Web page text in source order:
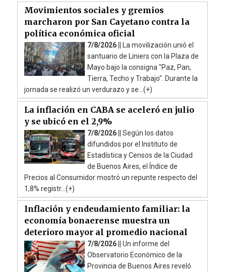
Movimientos sociales y gremios
marcharon por San Cayetano contra la
política económica oficial
7/8/2026 || La movilización unió el
santuario de Liniers con la Plaza de
Mayo bajo la consigna "Paz, Pan,
Tierra, Techo y Trabajo". Durante la
jornada se realizó un verdurazo y se...(+)
La inflación en CABA se aceleró en julio
y se ubicó en el 2,9%
7/8/2026 || Según los datos
difundidos por el Instituto de
Estadística y Censos de la Ciudad
de Buenos Aires, el Índice de
Precios al Consumidor mostró un repunte respecto del
1,8% registr...(+)
Inflación y endeudamiento familiar: la
economía bonaerense muestra un
deterioro mayor al promedio nacional
7/8/2026 || Un informe del
Observatorio Económico de la
Provincia de Buenos Aires reveló